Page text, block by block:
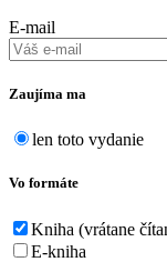
E-mail
Zaujíma ma
len toto vydanie
Vo formáte
Kniha (vrátane
E-kniha